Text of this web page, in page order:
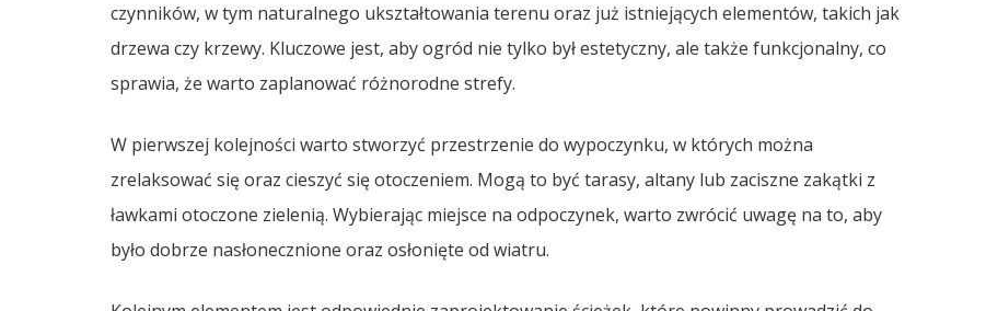
czynników, w tym naturalnego ukształtowania terenu oraz już istniejących elementów, takich jak
drzewa czy krzewy. Kluczowe jest, aby ogród nie tylko był estetyczny, ale także funkcjonalny, co
sprawia, że warto zaplanować różnorodne strefy.
W pierwszej kolejności warto stworzyć przestrzenie do wypoczynku, w których można
zrelaksować się oraz cieszyć się otoczeniem. Mogą to być tarasy, altany lub zaciszne zakątki z
ławkami otoczone zielenią. Wybierając miejsce na odpoczynek, warto zwrócić uwagę na to, aby
było dobrze nasłonecznione oraz osłonięte od wiatru.